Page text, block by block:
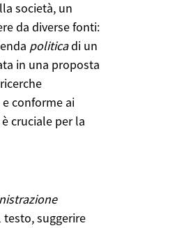
società, un
da diverse fonti:
politicadi un
in una proposta
conforme ai
cruciale per la
suggerire